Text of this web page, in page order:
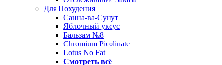
Для Похудения
Санна-ва-Сунут
Яблочный уксус
Бальзам №8
Chromium Picolinate
Lotus No Fat
Смотреть всё